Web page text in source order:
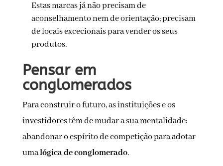
Estas marcas já não precisam de
aconselhamento nem de orientação; precisam
de locais excecionais para vender os seus
produtos.
Pensar em
conglomerados
Para construir o futuro, as instituições e os
investidores têm de mudar a sua mentalidade:
abandonar o espírito de competição para adotar
umalógica de conglomerado.